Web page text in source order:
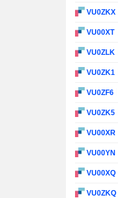
VU0ZKX
VU00XT
VU0ZLK
VU0ZK1
VU0ZF6
VU0ZK5
VU00XR
VU00YN
VU00XQ
VU0ZKQ